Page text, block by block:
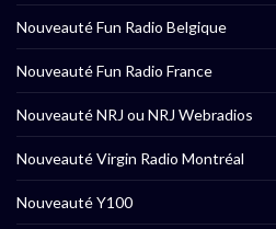
Nouveauté Fun Radio Belgique
Nouveauté Fun Radio France
Nouveauté NRJ ou NRJ Webradios
Nouveauté Virgin Radio Montréal
Nouveauté Y100